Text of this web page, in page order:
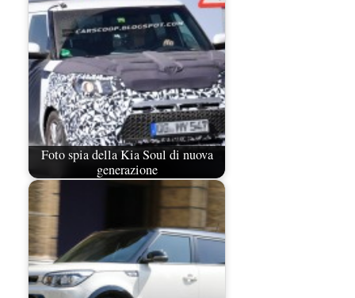
Foto spia della Kia Soul di nuova
generazione